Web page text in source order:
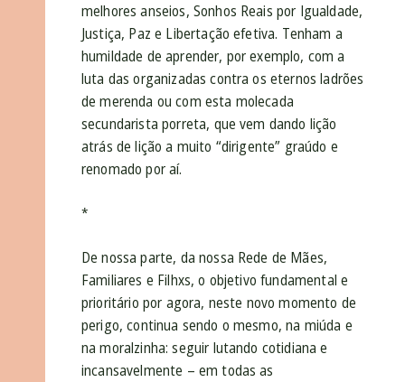
melhores anseios, Sonhos Reais por Igualdade,
Justiça, Paz e Libertação efetiva. Tenham a
humildade de aprender, por exemplo, com a
luta das organizadas contra os eternos ladrões
de merenda ou com esta molecada
secundarista porreta, que vem dando lição
atrás de lição a muito “dirigente” graúdo e
renomado por aí.
*
De nossa parte, da nossa Rede de Mães,
Familiares e Filhxs, o objetivo fundamental e
prioritário por agora, neste novo momento de
perigo, continua sendo o mesmo, na miúda e
na moralzinha: seguir lutando cotidiana e
incansavelmente – em todas as